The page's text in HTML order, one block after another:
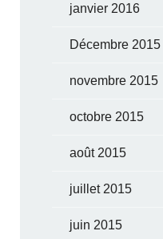
janvier 2016
Décembre 2015
novembre 2015
octobre 2015
août 2015
juillet 2015
juin 2015